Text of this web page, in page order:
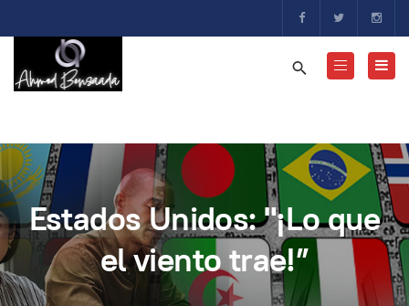
Estados Unidos: "¡Lo que
el viento trae!”